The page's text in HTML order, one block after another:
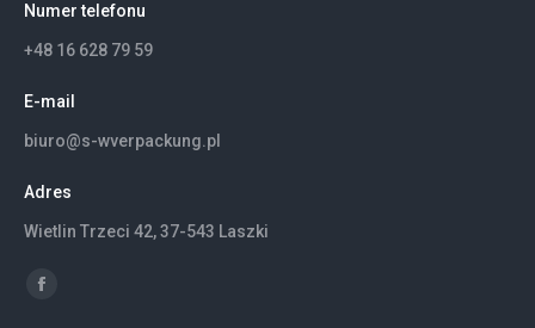
Numer telefonu
+48 16 628 79 59
E-mail
biuro@s-wverpackung.pl
Adres
Wietlin Trzeci 42, 37-543 Laszki
Znajdź nas na: